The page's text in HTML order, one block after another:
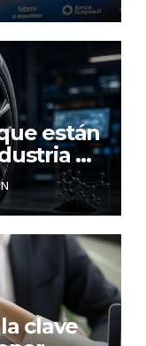
están
de
el
clave